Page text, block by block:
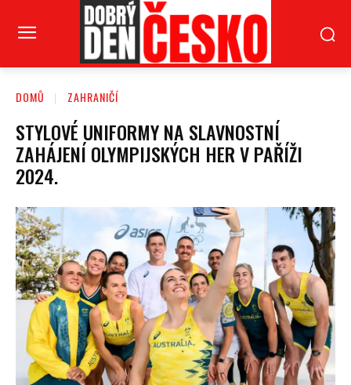
DOMŮ ZAHRANIČÍ
STYLOVÉ UNIFORMY NA SLAVNOSTNÍ
ZAHÁJENÍ OLYMPIJSKÝCH HER V PAŘÍŽI
2024.